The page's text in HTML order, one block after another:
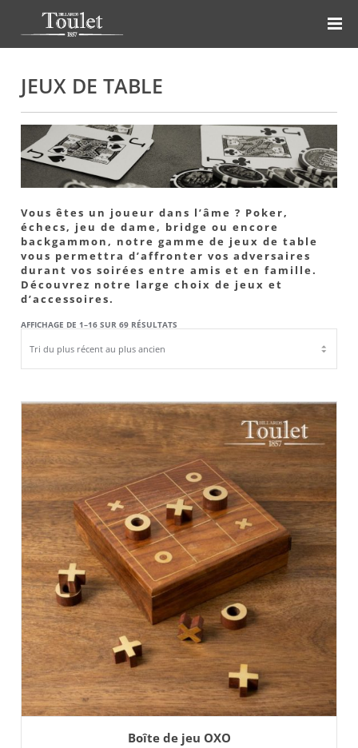
JEUX DE TABLE
Vous êtes un joueur dans l’âme ? Poker,
échecs, jeu de dame, bridge ou encore
backgammon, notre gamme de jeux de table
vous permettra d’affronter vos adversaires
durant vos soirées entre amis et en famille.
Découvrez notre large choix de jeux et
d’accessoires.
AFFICHAGE DE 1–16 SUR 69 RÉSULTATS
DU
ANCIEN
Boîte de jeu OXO